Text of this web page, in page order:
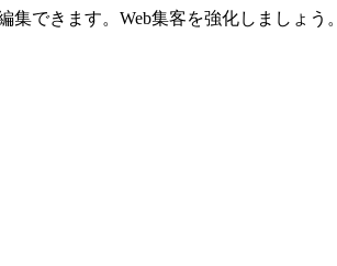
できます。Web集客を強化しましょう。